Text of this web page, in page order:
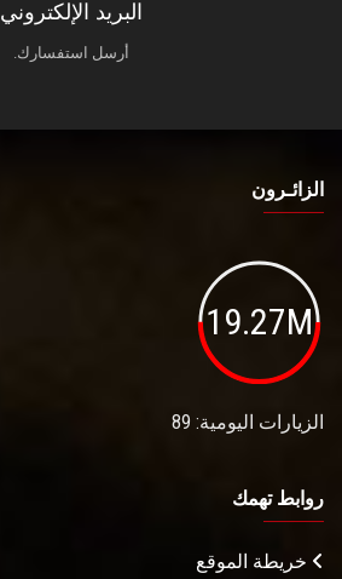
البريد الإلكتروني
أرسل استفسارك.
الزائـرون
19.27M
الزيارات اليومية: 89
روابط تهمك
خريطة الموقع